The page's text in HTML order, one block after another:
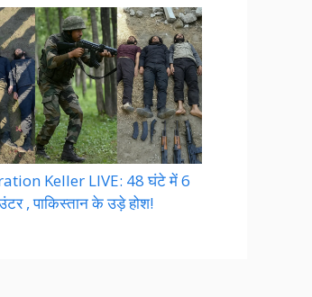
Keller LIVE: 48 घंटे में 6
, पाकिस्तान के उड़े होश!